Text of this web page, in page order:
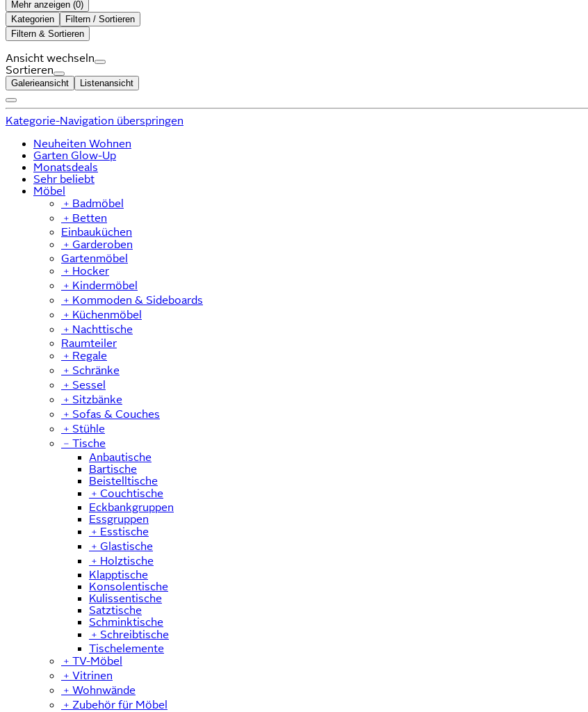
Mehr anzeigen ( )
Kategorien
Filtern / Sortieren
Filtern & Sortieren
Ansicht wechseln
Sortieren
Galerieansicht Listenansicht
Kategorie-Navigation überspringen
Neuheiten Wohnen
Garten Glow-Up
Monatsdeals
Sehr beliebt
Möbel
﹢ Badmöbel
﹢ Betten
Einbauküchen
﹢ Garderoben
Gartenmöbel
﹢ Hocker
﹢ Kindermöbel
﹢ Kommoden & Sideboards
﹢ Küchenmöbel
﹢ Nachttische
Raumteiler
﹢ Regale
﹢ Schränke
﹢ Sessel
﹢ Sitzbänke
﹢ Sofas & Couches
﹢ Stühle
﹣ Tische
Anbautische
Bartische
Beistelltische
﹢ Couchtische
Eckbankgruppen
Essgruppen
﹢ Esstische
﹢ Glastische
﹢ Holztische
Klapptische
Konsolentische
Kulissentische
Satztische
Schminktische
﹢ Schreibtische
Tischelemente
﹢ TV-Möbel
﹢ Vitrinen
﹢ Wohnwände
﹢ Zubehör für Möbel